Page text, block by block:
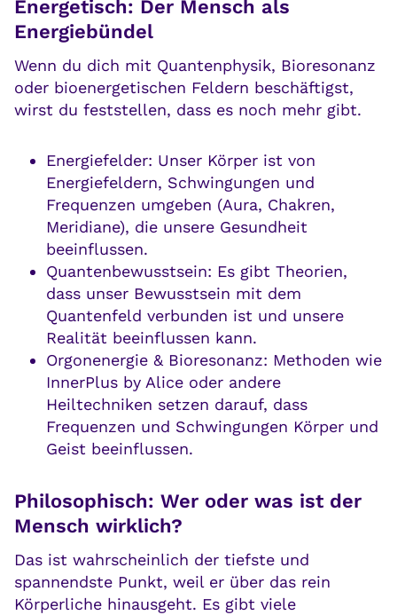
Energetisch: Der Mensch als
Energiebündel
Wenn du dich mit Quantenphysik, Bioresonanz
oder bioenergetischen Feldern beschäftigst,
wirst du feststellen, dass es noch mehr gibt.
Energiefelder: Unser Körper ist von
Energiefeldern, Schwingungen und
Frequenzen umgeben (Aura, Chakren,
Meridiane), die unsere Gesundheit
beeinflussen.
Quantenbewusstsein: Es gibt Theorien,
dass unser Bewusstsein mit dem
Quantenfeld verbunden ist und unsere
Realität beeinflussen kann.
Orgonenergie & Bioresonanz: Methoden wie
InnerPlus by Alice oder andere
Heiltechniken setzen darauf, dass
Frequenzen und Schwingungen Körper und
Geist beeinflussen.
Philosophisch: Wer oder was ist der
Mensch wirklich?
Das ist wahrscheinlich der tiefste und
spannendste Punkt, weil er über das rein
Körperliche hinausgeht. Es gibt viele